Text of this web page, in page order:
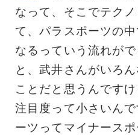
なって、そこでテク
て、パラスポーツの
なるっていう流れが
と、武井さんがいろ
ことだと思うんです
注目度って小さいん
ーツってマイナース